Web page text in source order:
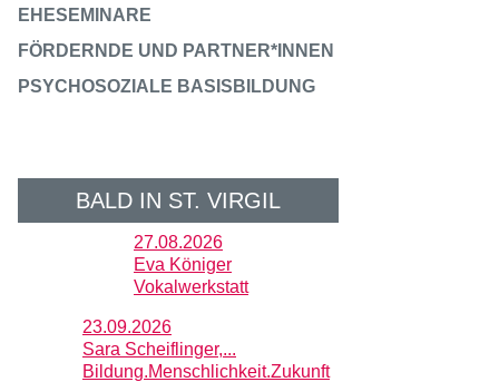
EHESEMINARE
FÖRDERNDE UND PARTNER*INNEN
PSYCHOSOZIALE BASISBILDUNG
BALD IN ST. VIRGIL
27.08.2026
Eva Königer
Vokalwerkstatt
23.09.2026
Sara Scheiflinger,...
Bildung.Menschlichkeit.Zukunft